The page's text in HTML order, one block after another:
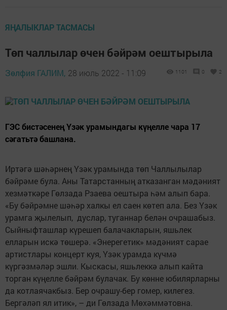
ЯҢАЛЫКЛАР ТАСМАСЫ
Төп чаллылар өчен бәйрәм оештырыла
Зөлфия ГАЛИМ, 28 июль 2022 - 11:09 1101 0 2
ГЭС бистәсенең Үзәк урамындагы күңелле чара 17
сәгатьтә башлана.
Иртәгә шәһәрнең Үзәк урамында төп Чаллылылар
бәйрәме була. Аны Татарстанның атказанган мәдәният
хезмәткәре Гөлзада Рзаева оештыра һәм алып бара.
«Бу бәйрәмне шәһәр халкы ел саен көтеп ала. Без Үзәк
урамга җылелып, дуслар, туганнар белән очрашабыз.
Сыйныфташлар күрешеп балачакларын, яшьлек
елларын искә төшерә. «Энерегетик» мәдәният сарае
артистлары концерт куя, Үзәк урамда күчмә
күргәзмәләр эшли. Кыскасы, яшьлеккә алып кайта
торган күңелле бәйрәм булачак. Бу көнне юбилярларны
да котлаячакбыз. Бер очрашу-бер гомер, килегез.
Бергәләп ял итик», – ди Гөлзада Мөхәммәтовна.